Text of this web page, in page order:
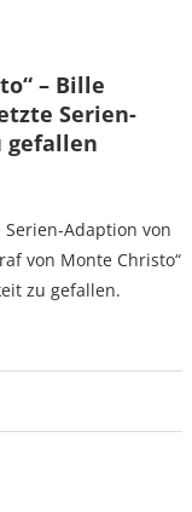
– Bille
Serien-
gefallen
Adaption von
von Monte Christo“
zu gefallen.